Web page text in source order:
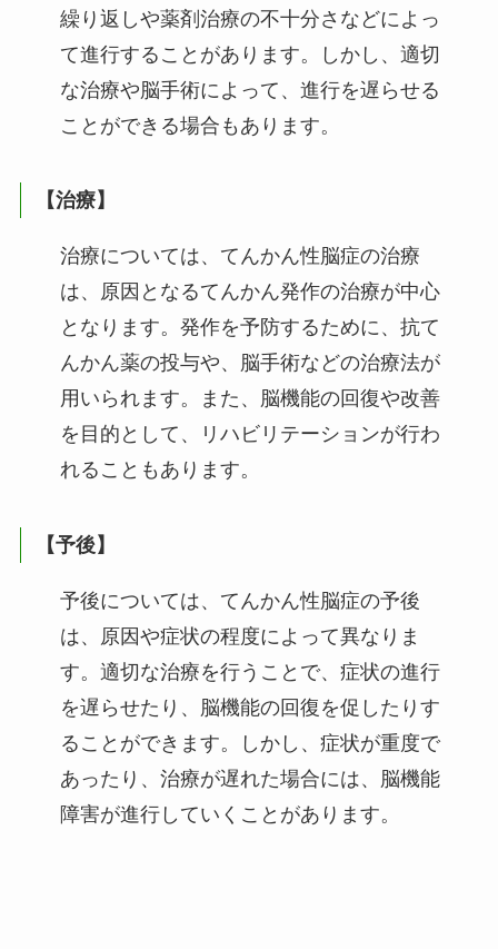
繰り返しや薬剤治療の不十分さなどによっ
て進行することがあります。しかし、適切
な治療や脳手術によって、進行を遅らせる
ことができる場合もあります。
【治療】
治療については、てんかん性脳症の治療
は、原因となるてんかん発作の治療が中心
となります。発作を予防するために、抗て
んかん薬の投与や、脳手術などの治療法が
用いられます。また、脳機能の回復や改善
を目的として、リハビリテーションが行わ
れることもあります。
【予後】
予後については、てんかん性脳症の予後
は、原因や症状の程度によって異なりま
す。適切な治療を行うことで、症状の進行
を遅らせたり、脳機能の回復を促したりす
ることができます。しかし、症状が重度で
あったり、治療が遅れた場合には、脳機能
障害が進行していくことがあります。